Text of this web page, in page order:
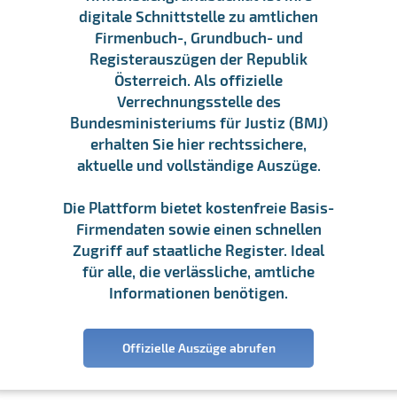
digitale Schnittstelle zu amtlichen
Firmenbuch-, Grundbuch- und
Registerauszügen der Republik
Österreich. Als offizielle
Verrechnungsstelle des
Bundesministeriums für Justiz (BMJ)
erhalten Sie hier rechtssichere,
aktuelle und vollständige Auszüge.
Die Plattform bietet kostenfreie Basis-
Firmendaten sowie einen schnellen
Zugriff auf staatliche Register. Ideal
für alle, die verlässliche, amtliche
Informationen benötigen.
Offizielle Auszüge abrufen